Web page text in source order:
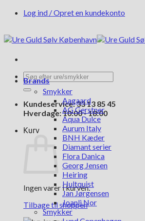
FortsætLog ind / Opret en kundekonto
Søg
efter:
Kundeservice: 33 13 85 45
Hverdage: 10:00 - 18:00
Kurv
Ingen varer i kurven.
Tilbage til shoppen
Brands
Smykker
Aagaard
AG Gerstner
Aqua Dulce
Aurum Italy
BNH Kæder
Diamant serier
Flora Danica
Georg Jensen
Heiring
Hultquist
Jan Jørgensen
Joanli Nor
Smykker